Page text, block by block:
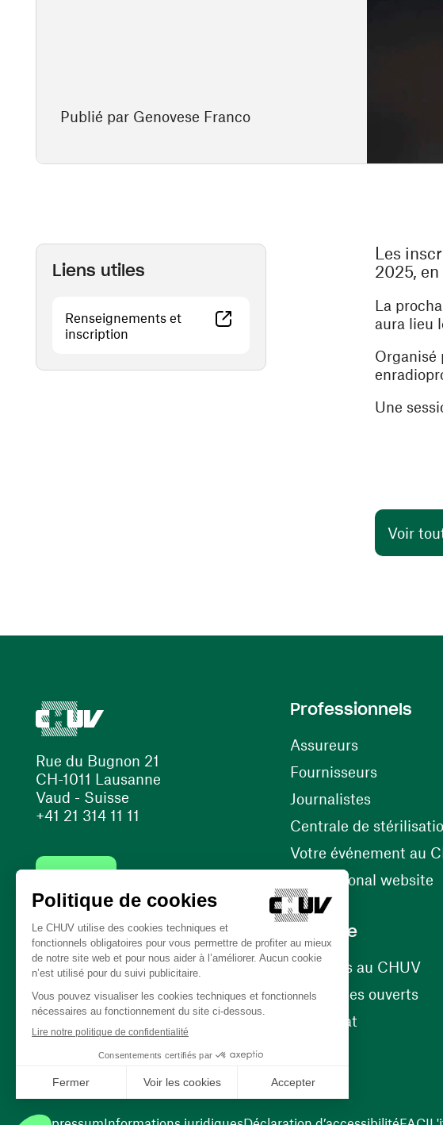
Publié par Genovese Franco
Liens utiles
Renseignements et
inscription
Les
2025,
La
aura lieu
Organisé
Une
Voir
Rue du Bugnon 21
CH-1011 Lausanne
Vaud - Suisse
+41 21 314 11 11
(ouvre une nouvelle fenêtre)
(ouvre une nouvelle fenêtre)
Professionnels
Assureurs
Fournisseurs(ouvre
Journalistes
Centrale de
Votre événement au
International website
Carrière
Carrières au CHUV
Nos postes ouverts
Bénévolat